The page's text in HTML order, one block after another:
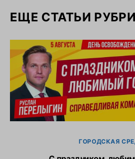
ЕЩЕ СТАТЬИ
ГОРОДСКАЯ